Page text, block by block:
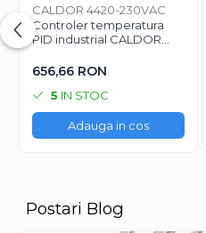
CALDOR 4420-230VAC
Controler temperatura
PID industrial CALDOR
rezistente electrice
656,66 RON
5 IN STOC
Adauga in cos
Postari Blog